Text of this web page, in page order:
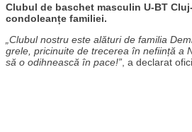
Clubul de baschet masculin U-BT
condoleanțe familiei.
„Clubul nostru este alături de familia
grele, pricinuite de trecerea în neființă a
să o odihnească în pace!” , a declarat